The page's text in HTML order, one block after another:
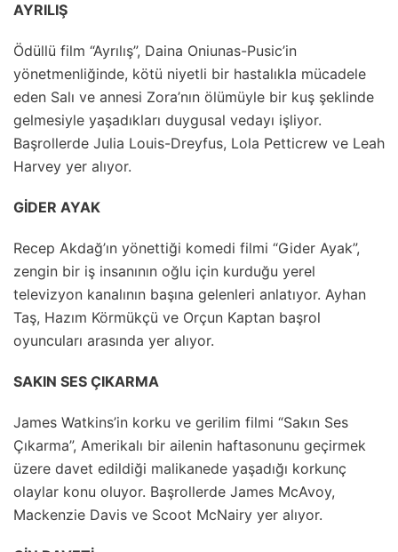
AYRILIŞ
Ödüllü film “Ayrılış”, Daina Oniunas-Pusic’in
yönetmenliğinde, kötü niyetli bir hastalıkla mücadele
eden Salı ve annesi Zora’nın ölümüyle bir kuş şeklinde
gelmesiyle yaşadıkları duygusal vedayı işliyor.
Başrollerde Julia Louis-Dreyfus, Lola Petticrew ve Leah
Harvey yer alıyor.
GİDER AYAK
Recep Akdağ’ın yönettiği komedi filmi “Gider Ayak”,
zengin bir iş insanının oğlu için kurduğu yerel
televizyon kanalının başına gelenleri anlatıyor. Ayhan
Taş, Hazım Körmükçü ve Orçun Kaptan başrol
oyuncuları arasında yer alıyor.
SAKIN SES ÇIKARMA
James Watkins’in korku ve gerilim filmi “Sakın Ses
Çıkarma”, Amerikalı bir ailenin haftasonunu geçirmek
üzere davet edildiği malikanede yaşadığı korkunç
olaylar konu oluyor. Başrollerde James McAvoy,
Mackenzie Davis ve Scoot McNairy yer alıyor.